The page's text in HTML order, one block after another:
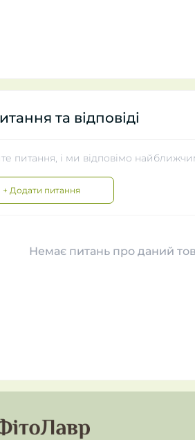
та відповіді
питання, і ми відповімо
+ Додати питання
Немає питань про даний